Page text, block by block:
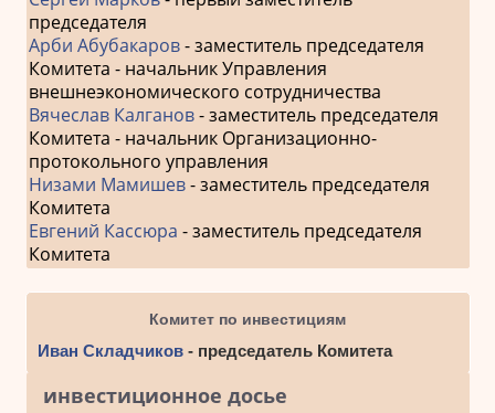
председателя
Арби Абубакаров- заместитель председателя
Комитета - начальник Управления
внешнеэкономического сотрудничества
Вячеслав Калганов- заместитель председателя
Комитета - начальник Организационно-
протокольного управления
Низами Мамишев- заместитель председателя
Комитета
Евгений Кассюра - заместитель председателя
Комитета
Комитет по инвестициям
Иван Складчиков- председатель Комитета
инвестиционное досье